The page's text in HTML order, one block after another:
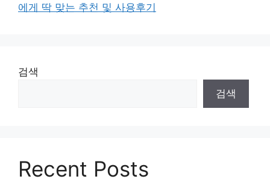
에게 딱 맞는 추천 및 사용후기
검색
검색
Recent Posts